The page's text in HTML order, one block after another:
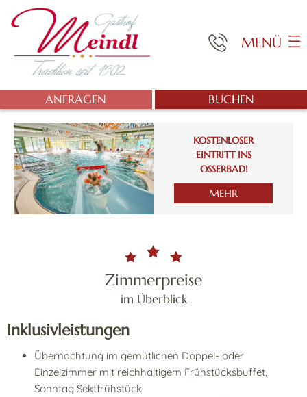
MENÜ
ANFRAGEN BUCHEN
KOSTENLOSER
EINTRITT INS
OSSERBAD!
MEHR
Zimmerpreise
im Überblick
Inklusivleistungen
Übernachtung im gemütlichen Doppel- oder
Einzelzimmer mit reichhaltigem Frühstücksbuffet,
Sonntag Sektfrühstück